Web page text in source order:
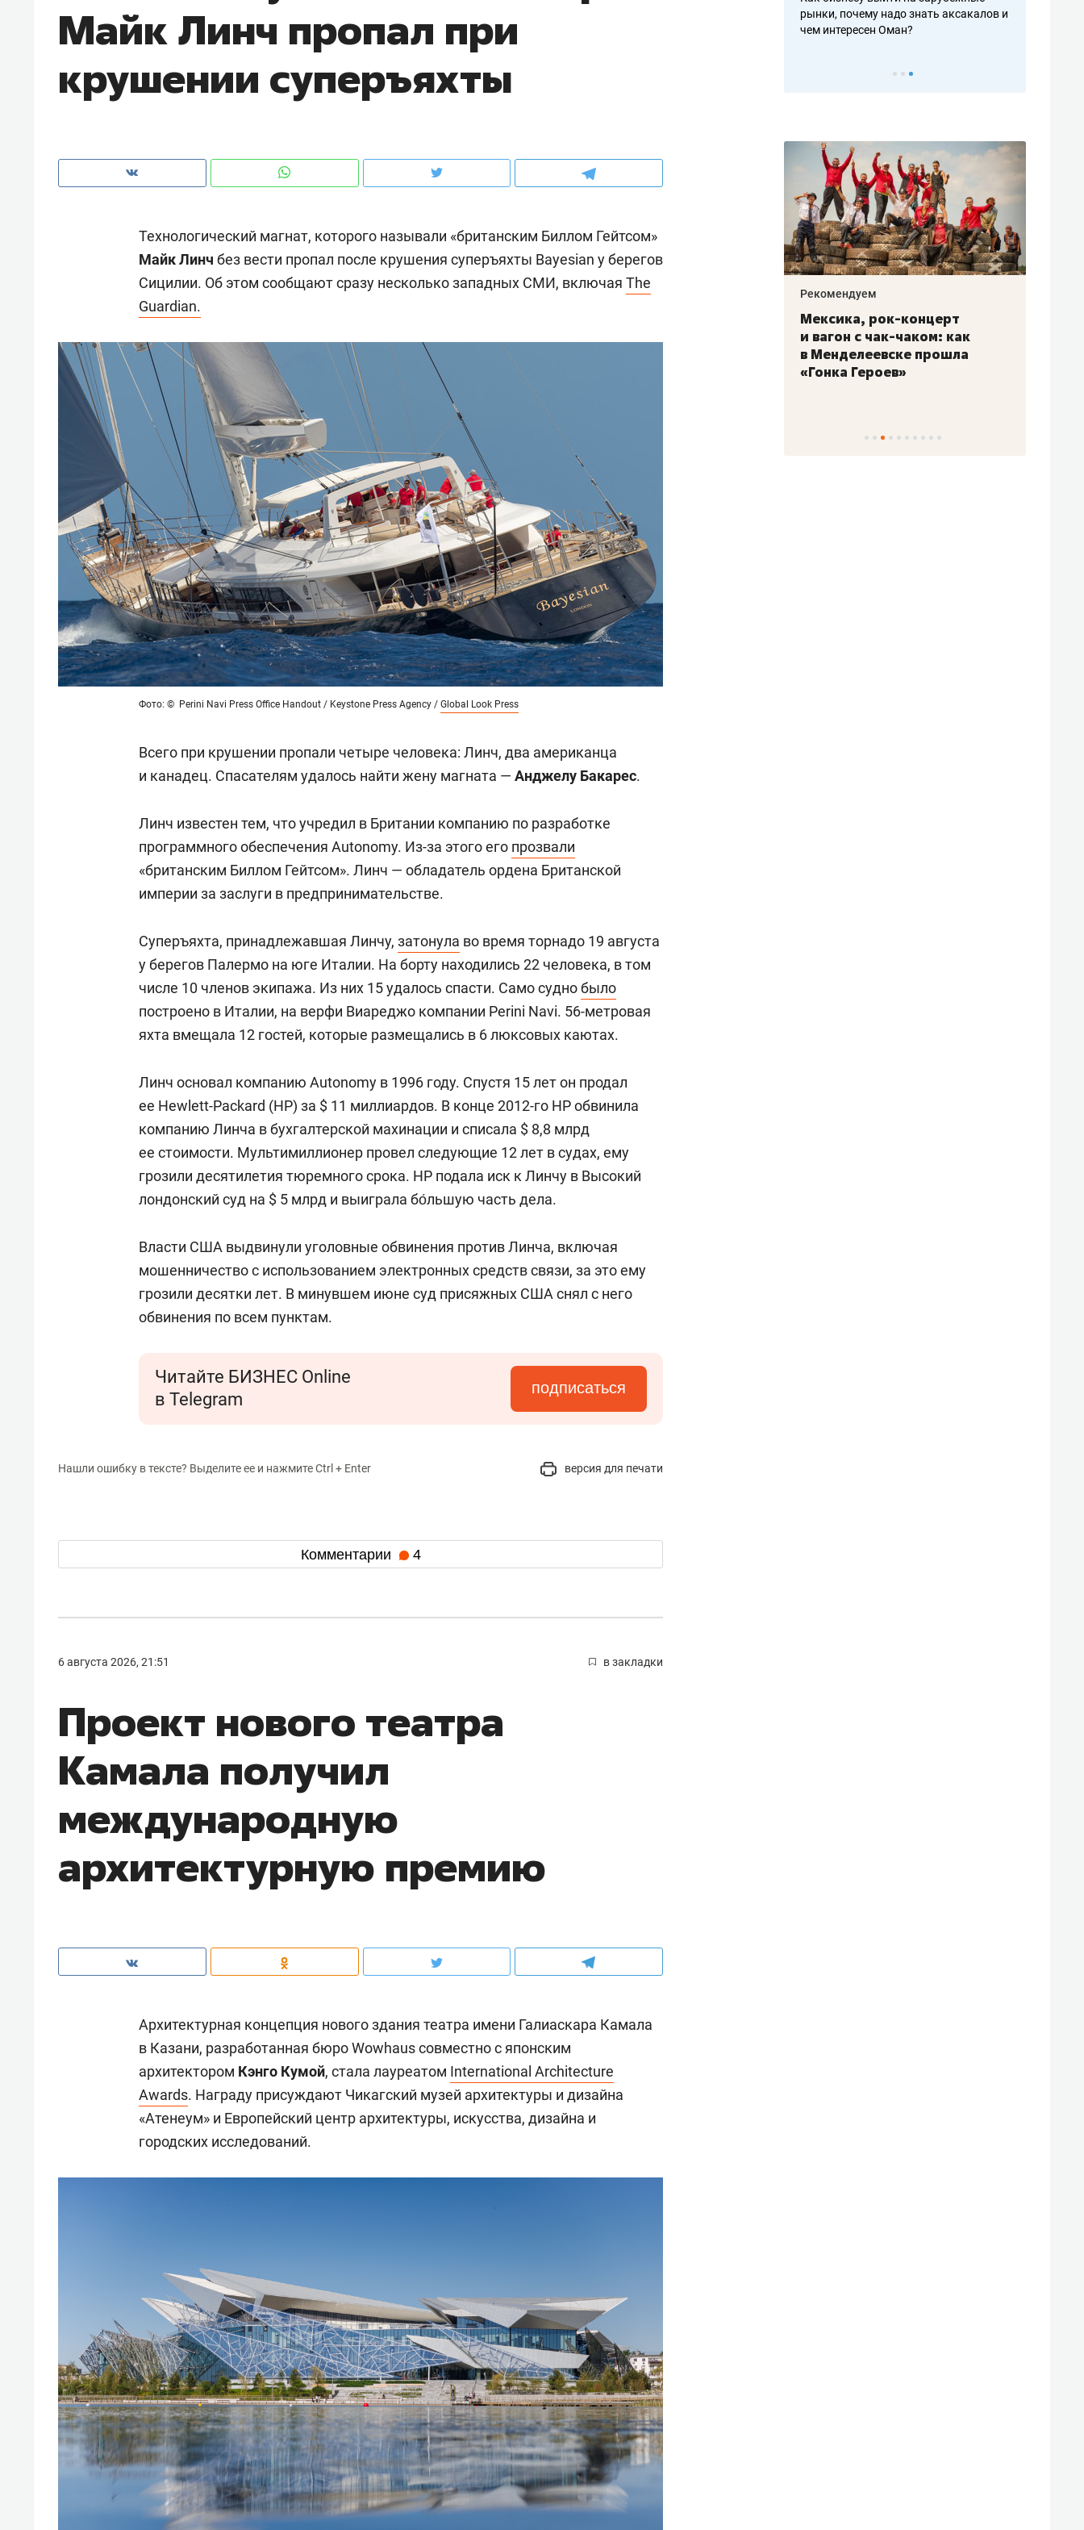
Майк Линч пропал при
крушении суперъяхты
Технологический магнат, которого называли «британским Биллом Гейтсом»
Майк Линч без вести пропал после крушения суперъяхты Bayesian у берегов
Сицилии. Об этом сообщают сразу несколько западных СМИ, включая The
Guardian.
Фото: © Perini Navi Press Office Handout / Keystone Press Agency / Global Look Press
Всего при крушении пропали четыре человека: Линч, два американца
и канадец. Спасателям удалось найти жену магната — Анджелу Бакарес.
Линч известен тем, что учредил в Британии компанию по разработке
программного обеспечения Autonomy. Из-за этого его прозвали
«британским Биллом Гейтсом». Линч — обладатель ордена Британской
империи за заслуги в предпринимательстве.
Суперъяхта, принадлежавшая Линчу, затонула во время торнадо 19 августа
у берегов Палермо на юге Италии. На борту находились 22 человека, в том
числе 10 членов экипажа. Из них 15 удалось спасти. Само суднобыло
построено в Италии, на верфи Виареджо компании Perini Navi. 56-метровая
яхта вмещала 12 гостей, которые размещались в 6 люксовых каютах.
Линч основал компанию Autonomy в 1996 году. Спустя 15 лет он продал
ее Hewlett-Packard (HP) за $ 11 миллиардов. В конце 2012-го HP обвинила
компанию Линча в бухгалтерской махинации и списала $ 8,8 млрд
ее стоимости. Мультимиллионер провел следующие 12 лет в судах, ему
грозили десятилетия тюремного срока. HP подала иск к Линчу в Высокий
лондонский суд на $ 5 млрд и выиграла бо́льшую часть дела.
Власти США выдвинули уголовные обвинения против Линча, включая
мошенничество с использованием электронных средств связи, за это ему
грозили десятки лет. В минувшем июне суд присяжных США снял с него
обвинения по всем пунктам.
Читайте БИЗНЕС Online
в Telegram
подписаться
Нашли ошибку в тексте? Выделите ее и нажмите Ctrl + Enter версия для печати
Комментарии 4
6 августа 2026, 21:51 в закладки
Проект нового театра
Камала получил
международную
архитектурную премию
Архитектурная концепция нового здания театра имени Галиаскара Камала
в Казани, разработанная бюро Wowhaus совместно с японским
архитектором Кэнго Кумой, стала лауреатом International Architecture
Awards. Награду присуждают Чикагский музей архитектуры и дизайна
«Атенеум» и Европейский центр архитектуры, искусства, дизайна и
городских исследований.
рынки, почему надо знать аксакалов и
чем интересен Оман?
клиентах и чудных запросах мастеров
рынки, почему надо знать аксакалов и
чем интересен Оман?
Как ГК «МИР ГРУПП» и ВТБ
комфорта под Казанью
Рекомендуем
безопасность в ЖК «Нова»
Рекомендуем Рекомендуем
Мексика, рок-концерт
и вагон с чак-чаком: как
в Менделеевске прошла
«Гонка Героев»